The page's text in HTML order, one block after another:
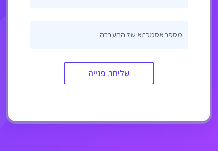
מספר אסמכתא של ההעברה